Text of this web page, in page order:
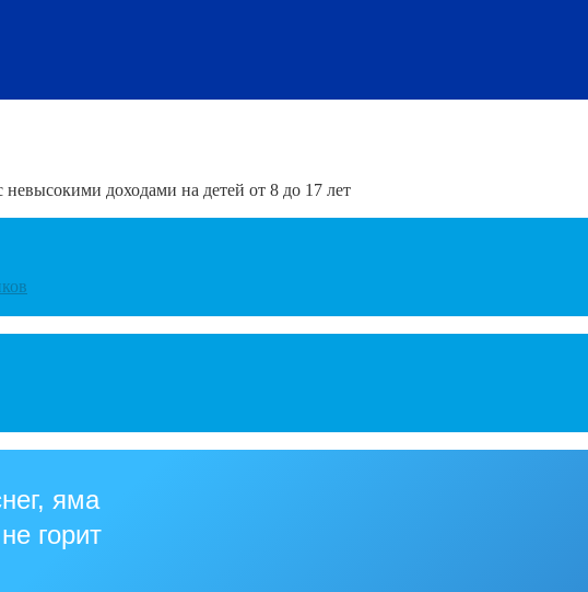
доходами на детей от 8 до 17 лет
яма
горит